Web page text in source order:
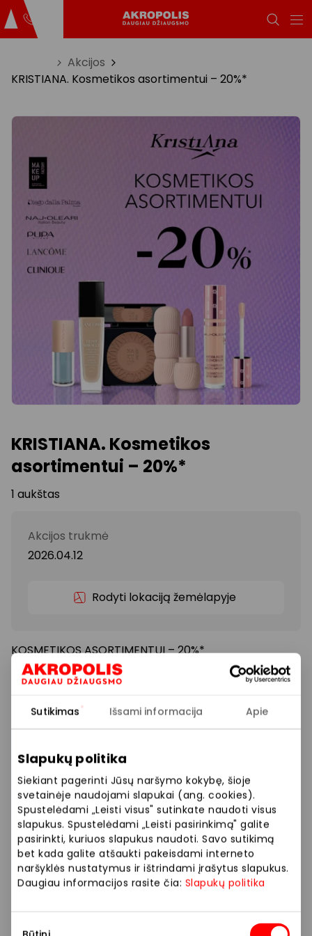
Sutikimas Išsami informacija Apie
Slapukų politika
Siekiant pagerinti Jūsų naršymo kokybę, šioje
svetainėje naudojami slapukai (ang. cookies).
Spustelėdami „Leisti visus" sutinkate naudoti visus
slapukus. Spustelėdami „Leisti pasirinkimą" galite
pasirinkti, kuriuos slapukus naudoti. Savo sutikimą
bet kada galite atšaukti pakeisdami interneto
naršyklės nustatymus ir ištrindami įrašytus slapukus.
Daugiau informacijos rasite čia: Slapukų politika
Akcijos
KRISTIANA. Kosmetikos asortimentui – 20%*
KRISTIANA. Kosmetikos
asortimentui – 20%*
1 aukštas
Akcijos trukmė
2026.04.12
Rodyti lokaciją žemėlapyje
KOSMETIKOS ASORTIMENTUI – 20%*
*Pasiūlymas galioja atrinktų prekinių ženklų
kortele KRISTIANA salonuose iki 2026.04.12. Nuolaidos
nesumuojamos ir netaikoma dovanų kortelėms
Prekybos ir pramogų centre „AKROPOLIS“
veikiančios parduotuvės ir paslaugų teikėjai
savarankiškai nustato taikomas nuolaidas, jų
dydžius bei kitas aktualias sąlygas. Stengiamės
kuo tiksliau pateikti aktualią informaciją, tačiau,
jei kyla neatitikimų tarp mūsų tinklalapyje
pateiktos informacijos ir faktinės informacijos
vadovaukitės tuo, kas nurodyta konkrečioje
parduotuvėje ar paslaugų teikimo vietoje. Visais